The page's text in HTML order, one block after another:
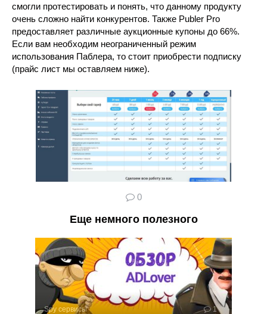
смогли протестировать и понять, что данному продукту
очень сложно найти конкурентов. Также Publer Pro
предоставляет различные аукционные купоны до 66%.
Если вам необходим неограниченный режим
использования Паблера, то стоит приобрести подписку
(прайс лист мы оставляем ниже).
0
Еще немного полезного
Spy сервисы 1